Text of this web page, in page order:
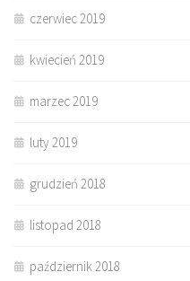
czerwiec 2019
kwiecień 2019
marzec 2019
luty 2019
grudzień 2018
listopad 2018
październik 2018